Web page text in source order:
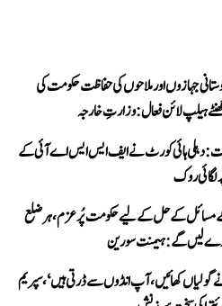
جہازوں اور ملاحوں کی حفاظت حکومت کی
دہلی ہائی کورٹ نے ایف ایس ایس اے آئی کے
لگائی روک
مسائل کے حل کے لیے حکومت پُرعزم، ہر ضلع
لیں گے: ہیمنت سورین
گولیاں کھائیں، آپ انڈوں سے ڈرتی ہیں‘، سپریم